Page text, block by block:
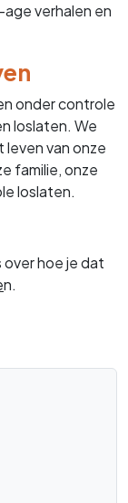
verhalen en
onder controle
loslaten. We
van onze
familie, onze
loslaten.
over hoe je dat
n.